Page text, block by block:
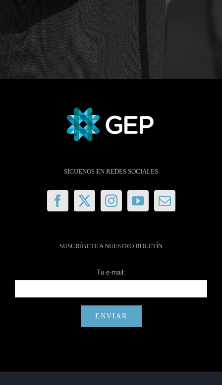
SÍGUENOS EN REDES SOCIALES
SUSCRÍBETE A NUESTRO BOLETÍN
Tu e-mail: